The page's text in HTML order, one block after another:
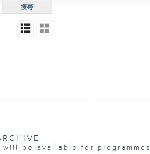
搜尋
be available for programmes